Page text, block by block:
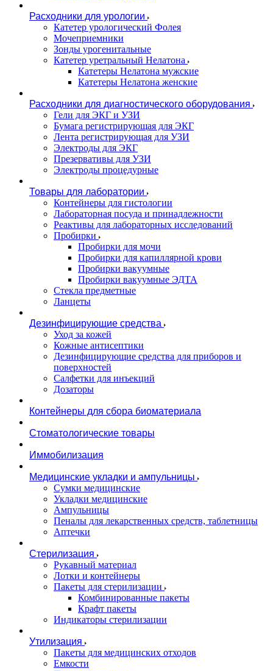
Расходники для урологии
Катетер урологический Фолея
Мочеприемники
Зонды урогенитальные
Катетер уретральный Нелатона
Катетеры Нелатона мужские
Катетеры Нелатона женские
Расходники для диагностического оборудования
Гели для ЭКГ и УЗИ
Бумага регистрирующая для ЭКГ
Лента регистрирующая для УЗИ
Электроды для ЭКГ
Презервативы для УЗИ
Электроды процедурные
Товары для лаборатории
Контейнеры для гистологии
Лабораторная посуда и принадлежности
Реактивы для лабораторных исследований
Пробирки
Пробирки для мочи
Пробирки для капиллярной крови
Пробирки вакуумные
Пробирки вакуумные ЭДТА
Стекла предметные
Ланцеты
Дезинфицирующие средства
Уход за кожей
Кожные антисептики
Дезинфицирующие средства для приборов и
поверхностей
Салфетки для инъекций
Дозаторы
Контейнеры для сбора биоматериала
Стоматологические товары
Иммобилизация
Медицинские укладки и ампульницы
Сумки медицинские
Укладки медицинские
Ампульницы
Пеналы для лекарственных средств, таблетницы
Аптечки
Стерилизация
Рукавный материал
Лотки и контейнеры
Пакеты для стерилизации
Комбинированные пакеты
Крафт пакеты
Индикаторы стерилизации
Утилизация
Пакеты для медицинских отходов
Емкости